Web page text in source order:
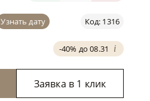
Код: 1316
Узнать дату
-40% до 08.31 i
Заявка в 1 клик